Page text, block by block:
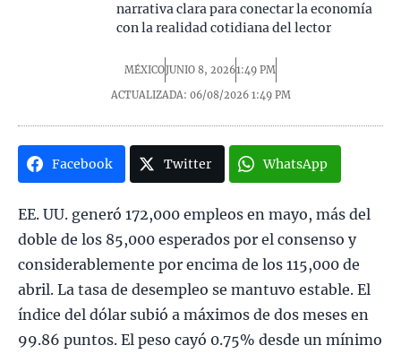
narrativa clara para conectar la economía
con la realidad cotidiana del lector
MÉXICOJUNIO 8, 20261:49 PM
ACTUALIZADA: 06/08/2026 1:49 PM
Facebook Twitter WhatsApp
EE. UU. generó 172,000 empleos en mayo, más del
doble de los 85,000 esperados por el consenso y
considerablemente por encima de los 115,000 de
abril. La tasa de desempleo se mantuvo estable. El
índice del dólar subió a máximos de dos meses en
99.86 puntos. El peso cayó 0.75% desde un mínimo